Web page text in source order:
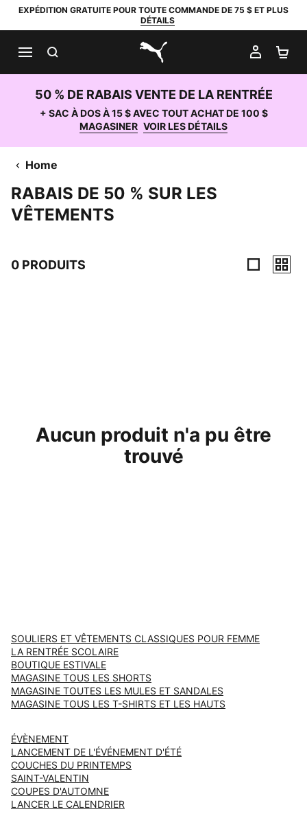
EXPÉDITION GRATUITE POUR TOUTE COMMANDE DE 75 $ ET PLUS
DÉTAILS
PUMA.com
MON
50 % DE RABAIS VENTE DE LA RENTRÉE
+ SAC À DOS À 15 $ AVEC TOUT ACHAT DE 100 $
MAGASINER VOIR LES DÉTAILS
Home
RABAIS DE 50 % SUR LES
VÊTEMENTS
0 PRODUITS
Aucun produit n'a pu être
trouvé
SOULIERS ET VÊTEMENTS CLASSIQUES POUR FEMME
LA RENTRÉE SCOLAIRE
BOUTIQUE ESTIVALE
MAGASINE TOUS LES SHORTS
MAGASINE TOUTES LES MULES ET SANDALES
MAGASINE TOUS LES T-SHIRTS ET LES HAUTS
ÉVÈNEMENT
LANCEMENT DE L'ÉVÉNEMENT D'ÉTÉ
COUCHES DU PRINTEMPS
SAINT-VALENTIN
COUPES D'AUTOMNE
LANCER LE CALENDRIER